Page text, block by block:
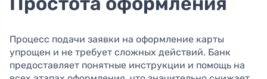
Процесс подачи заявки на оформление карты
упрощен и не требует сложных действий. Банк
предоставляет понятные инструкции и помощь на